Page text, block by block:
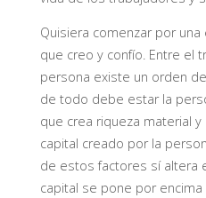
Quisiera comenzar por
que creo y confío. Entre el
persona existe un orden
de todo debe estar la
que crea riqueza material
capital creado por la
de estos factores sí altera
capital se pone por